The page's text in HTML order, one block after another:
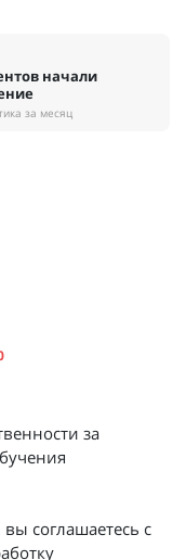
начали
за месяц
за
соглашаетесь с